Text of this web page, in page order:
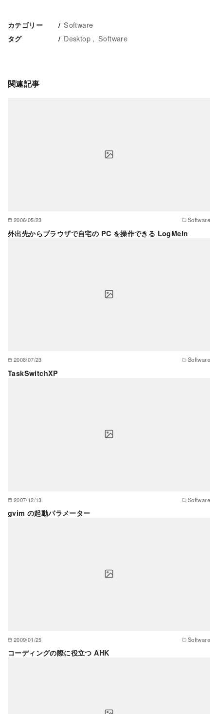
カテゴリー Software
タグ Desktop Software
関連記事
2006/05/23 Software
外出先からブラウザで自宅の PC を操作できる LogMeIn
2008/07/23 Software
TaskSwitchXP
2007/12/13 Software
gvim の起動パラメーター
2009/01/25 Software
コーディングの際に役立つ AHK